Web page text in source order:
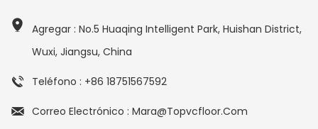
Agregar : No.5 Huaqing Intelligent Park, Huishan District,
Wuxi, Jiangsu, China
Teléfono : +86 18751567592
Correo Electrónico : Mara@topvcfloor.com